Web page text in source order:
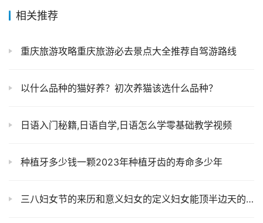
相关推荐
重庆旅游攻略重庆旅游必去景点大全推荐自驾游路线
以什么品种的猫好养？初次养猫该选什么品种？
日语入门秘籍,日语自学,日语怎么学零基础教学视频
种植牙多少钱一颗2023年种植牙齿的寿命多少年
三八妇女节的来历和意义妇女的定义妇女能顶半边天的认识和理解